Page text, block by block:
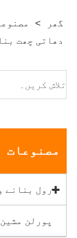
گھر >
دھاتی چھت
مصنوعات
رول بنانے
پورلن مشین